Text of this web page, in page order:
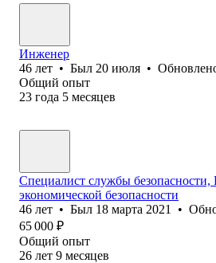
Инженер
46 лет • Был 20 июля •
Общий опыт
23 года 5 месяцев
Специалист службы
экономической безопасности
46 лет • Был 18 марта 2021 •
65 000 ₽
Общий опыт
26 лет 9 месяцев